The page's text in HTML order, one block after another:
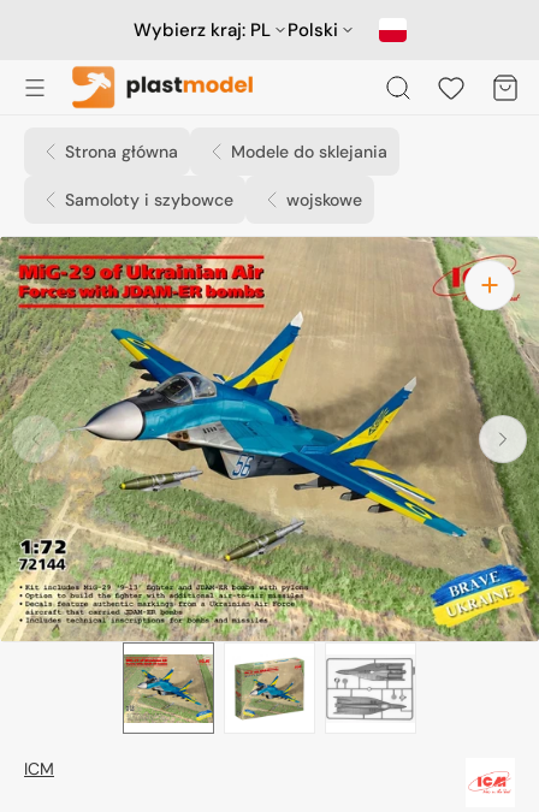
Wybierz kraj: PL Polski
Koszyk
Strona główna Modele do sklejania
Samoloty i szybowce wojskowe
Otwórz
media
widoku
galerii
ICM